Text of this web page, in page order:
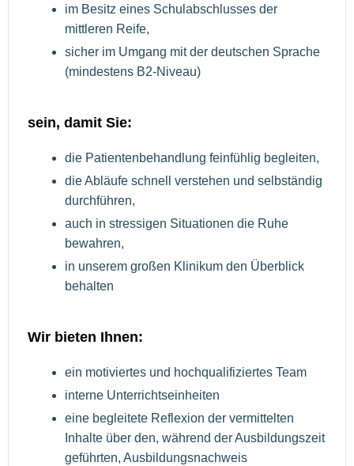
im Besitz eines Schulabschlusses der
mittleren Reife,
sicher im Umgang mit der deutschen Sprache
(mindestens B2-Niveau)
sein, damit Sie:
die Patientenbehandlung feinfühlig begleiten,
die Abläufe schnell verstehen und selbständig
durchführen,
auch in stressigen Situationen die Ruhe
bewahren,
in unserem großen Klinikum den Überblick
behalten
Wir bieten Ihnen:
ein motiviertes und hochqualifiziertes Team
interne Unterrichtseinheiten
eine begleitete Reflexion der vermittelten
Inhalte über den, während der Ausbildungszeit
geführten, Ausbildungsnachweis